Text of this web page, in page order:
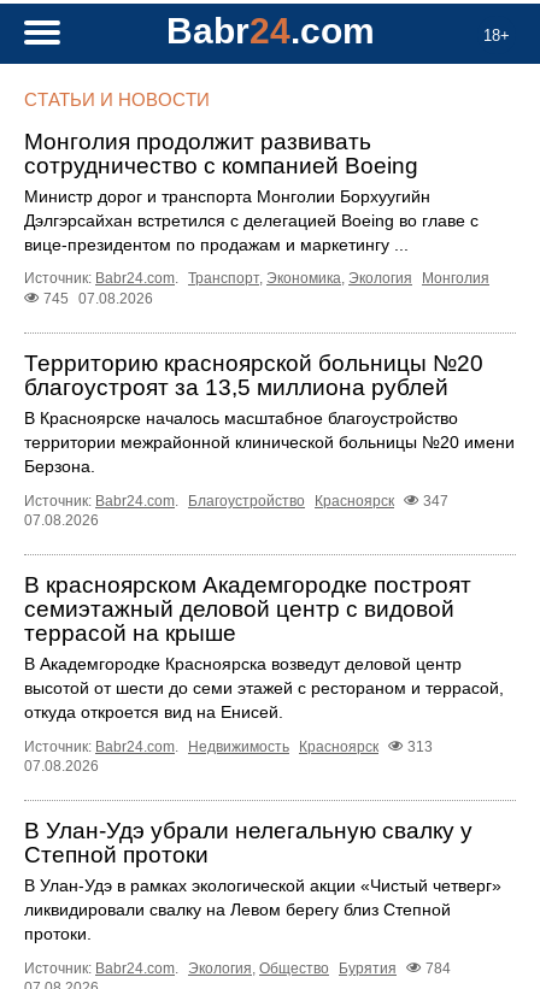
18+
Babr24.com
СТАТЬИ И НОВОСТИ
Монголия продолжит развивать
сотрудничество с компанией Boeing
Министр дорог и транспорта Монголии Борхуугийн
Дэлгэрсайхан встретился с делегацией Boeing во главе с
вице-президентом по продажам и маркетингу ...
Источник: Babr24.com. Транспорт, Экономика, Экология
Монголия
745
07.08.2026
Территорию красноярской больницы №20
благоустроят за 13,5 миллиона рублей
В Красноярске началось масштабное благоустройство
территории межрайонной клинической больницы №20 имени
Берзона.
Источник: Babr24.com. Благоустройство Красноярск
347
07.08.2026
В красноярском Академгородке построят
семиэтажный деловой центр с видовой
террасой на крыше
В Академгородке Красноярска возведут деловой центр
высотой от шести до семи этажей с рестораном и террасой,
откуда откроется вид на Енисей.
Источник: Babr24.com. Недвижимость Красноярск
313
07.08.2026
В Улан-Удэ убрали нелегальную свалку у
Степной протоки
В Улан-Удэ в рамках экологической акции «Чистый четверг»
ликвидировали свалку на Левом берегу близ Степной
протоки.
Источник: Babr24.com. Экология, Общество Бурятия
784